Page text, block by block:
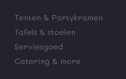
Tenten & Partykramen
Tafels & stoelen
Serviesgoed
Catering & more